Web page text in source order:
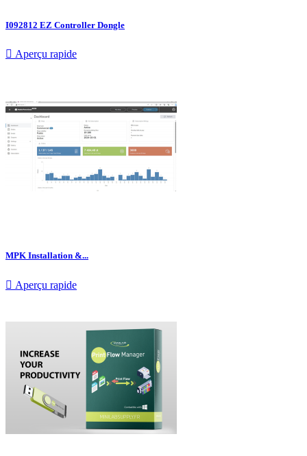
I092812 EZ Controller Dongle
 Aperçu rapide
MPK Installation &...
 Aperçu rapide